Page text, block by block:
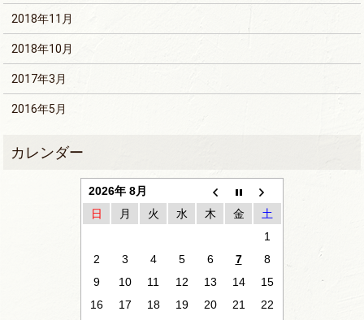
2018年11月
2018年10月
2017年3月
2016年5月
2026年 8月
日
月 火 水 木 金
土
1
2
3 4 5 6 7
8
9
10 11 12 13 14
15
16
17 18 19 20 21
22